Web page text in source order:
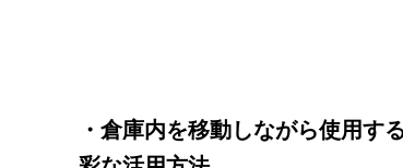
・倉庫内を移動しながら使用す